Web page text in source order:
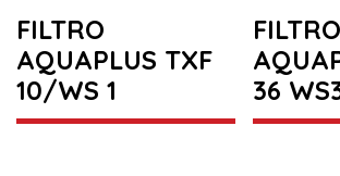
FILTRO
AQUAPLUS TXF
10/WS 1
FILTRO
36